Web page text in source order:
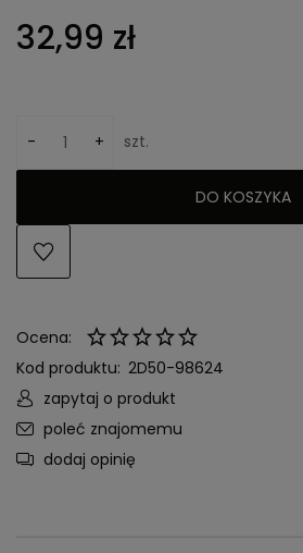
32,99 zł
- + szt.
DO KOSZYKA
Ocena:
Kod produktu: 2D50-98624
zapytaj o produkt
poleć znajomemu
dodaj opinię